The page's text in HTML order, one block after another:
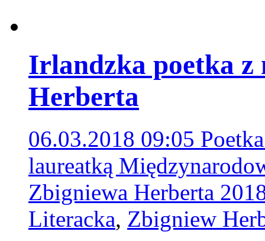
Irlandzka poetka z
Herberta
06.03.2018 09:05
laureatką
Zbigniewa Herberta
Literacka, Zbigniew